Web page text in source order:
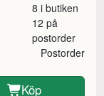
8 i butiken
12 på
postorder
Postorder
Köp